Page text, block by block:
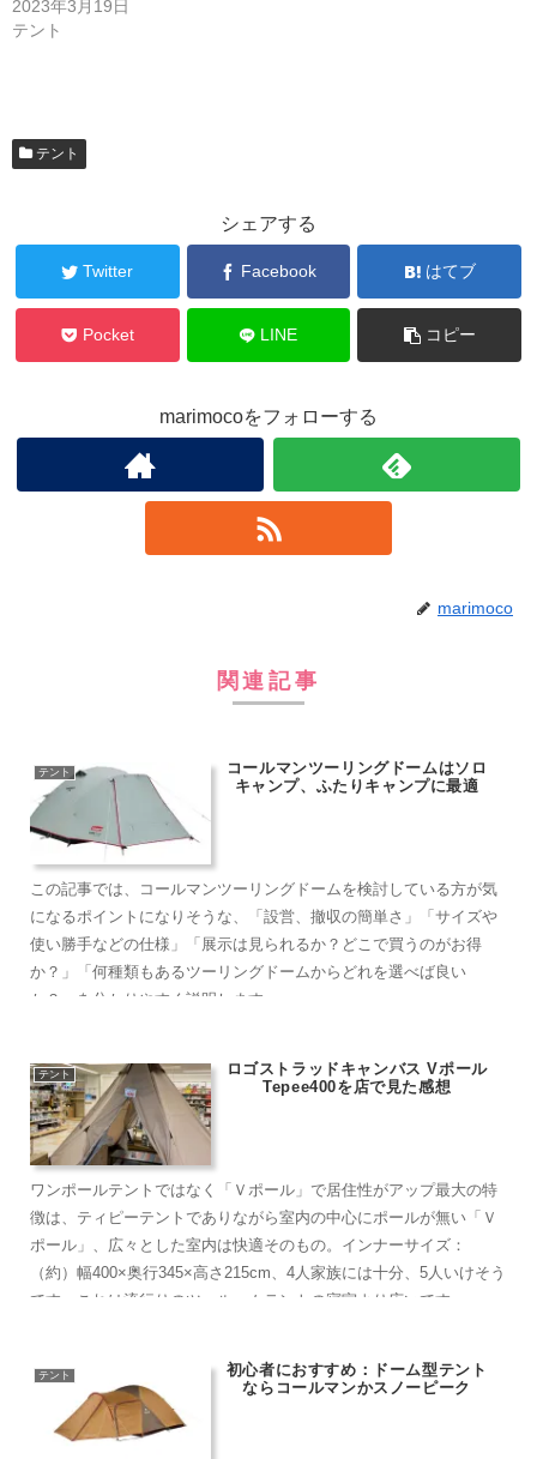
2023年3月19日
テント
テント
シェアする
Twitter Facebook はてブ
Pocket LINE コピー
marimocoをフォローする
marimoco
関連記事
テント
コールマンツーリングドームはソロ
キャンプ、ふたりキャンプに最適
この記事では、コールマンツーリングドームを検討している方が気
になるポイントになりそうな、「設営、撤収の簡単さ」「サイズや
使い勝手などの仕様」「展示は見られるか？どこで買うのがお得
か？」「何種類もあるツーリングドームからどれを選べば良い
か？」を分かりやすく説明します
テント
ロゴストラッドキャンバス Vポール
Tepee400を店で見た感想
ワンポールテントではなく「Ｖポール」で居住性がアップ最大の特
徴は、ティピーテントでありながら室内の中心にポールが無い「Ｖ
ポール」、広々とした室内は快適そのもの。インナーサイズ：
（約）幅400×奥行345×高さ215cm、4人家族には十分、5人いけそう
です。これは流行りのツールームテントの寝室より広いです。
テント
初心者におすすめ：ドーム型テント
ならコールマンかスノーピーク